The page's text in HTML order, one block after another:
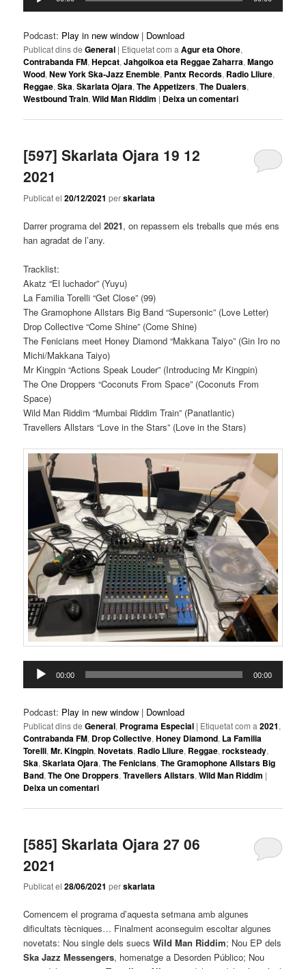
d'àudio
Podcast: Play in new window | Download
Publicat dins de General | Etiquetat com a Agur eta Ohore,
Contrabanda FM,Hepcat,Jahgoikoa eta Reggae Zaharra,Mango
Wood,New York Ska-Jazz Enemble, Pantx Records, Radio Lliure,
Reggae,Ska,Skarlata Ojara,The Appetizers,The Dualers,
Westbound Train,Wild Man Riddim | Deixa un comentari
[597] Skarlata Ojara 19 12
2021
Publicat el20/12/2021 perskarlata
Darrer programa del2021, on repassem els treballs que més ens
han agradat de l’any.
Tracklist:
Akatz “El luchador” (Yuyu)
La Familia Torelli “Get Close” (99)
The Gramophone Allstars Big Band “Supersonic” (Love Letter)
Drop Collective “Come Shine” (Come Shine)
The Fenicians meet Honey Diamond “Makkana Taiyo” (Gin Iro no
Michi/Makkana Taiyo)
Mr Kingpin “Actions Speak Louder” (Introducing Mr Kingpin)
The One Droppers “Coconuts From Space” (Coconuts From
Space)
Wild Man Riddim “Mumbai Riddim Train” (Panatlantic)
Travellers Allstars “Love in the Stars” (Love in the Stars)
Reproductor
d'àudio
00:00 00:00
Podcast: Play in new window | Download
Publicat dins de General, Programa Especial | Etiquetat com a 2021,
Contrabanda FM, Drop Collective,Honey Diamond, La Familia
Torelli,Mr. Kingpin,Novetats, Radio Lliure, Reggae,rocksteady,
Ska,Skarlata Ojara,The Fenicians,The Gramophone Allstars Big
Band,The One Droppers,Travellers Allstars,Wild Man Riddim |
Deixa un comentari
[585] Skarlata Ojara 27 06
2021
Publicat el28/06/2021 perskarlata
Comencem el programa d’aquesta setmana amb algunes
dificultats tècniques… Finalment aconseguim escoltar algunes
novetats: Nou single dels suecsWild Man Riddim; Nou EP dels
Ska Jazz Messengers, homenatge a Desorden Público; Nou